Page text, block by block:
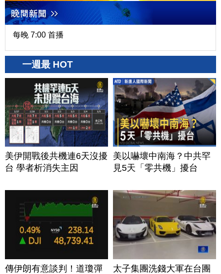
每晚 7:00 首播
一週最 HOT
美伊開戰後共機連6天沒擾
台 學者析消失主因
美以嚇壞中南海？中共罕
見5天「零共機」擾台
傳伊朗有意談判！道瓊彈
太子集團洗錢大軍在台團